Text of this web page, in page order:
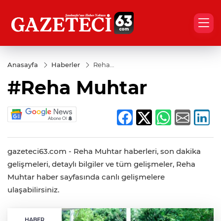
Anasayfa Haberler
Reha
#Reha Muhtar
gazeteci63.com - Reha Muhtar haberleri, son dakika
gelişmeleri, detaylı bilgiler ve tüm gelişmeler, Reha
Muhtar haber sayfasında canlı gelişmelere
ulaşabilirsiniz.